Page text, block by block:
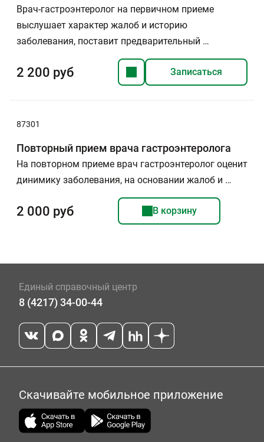
Врач-гастроэнтеролог на первичном приеме
выслушает характер жалоб и историю
заболевания, поставит предварительный …
2 200 руб Записаться
87301
Повторный прием врача гастроэнтеролога
На повторном приеме врач гастроэнтеролог оценит
динимику заболевания, на основании жалоб и …
2 000 руб В корзину
Единый справочный центр
8 (4217) 34-00-44
Скачивайте мобильное приложение